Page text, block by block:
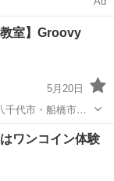
教室】Groovy
5月20日
徒さんを募集して
んの...
ワンコイン体験